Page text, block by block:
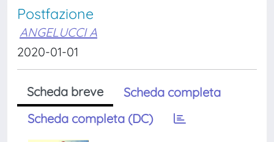
Postfazione
ANGELUCCI A
2020-01-01
Scheda breve
Scheda completa
Scheda completa (DC)